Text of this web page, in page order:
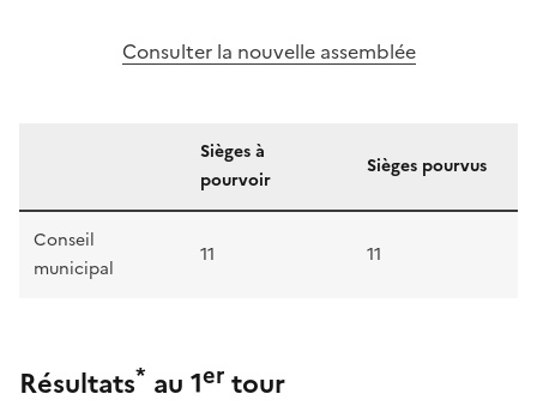
Consulter la nouvelle assemblée
Sièges à
pourvoir
Sièges pourvus
Conseil
municipal
11 11
Résultats* au 1er tour